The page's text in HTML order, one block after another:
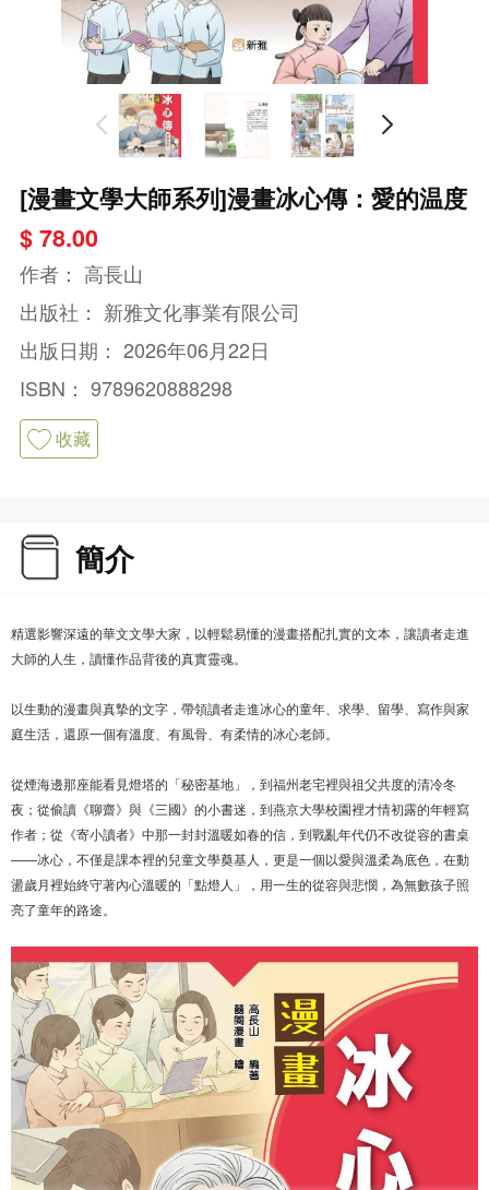
[漫畫文學大師系列]漫畫冰心傳：愛的温度
$ 78.00
作者： 高長山
出版社： 新雅文化事業有限公司
出版日期： 2026年06月22日
ISBN： 9789620888298
收藏
簡介
精選影響深遠的華文文學大家，以輕鬆易懂的漫畫搭配扎實的文本，讓讀者走進
大師的人生，讀懂作品背後的真實靈魂。
以生動的漫畫與真摯的文字，帶領讀者走進冰心的童年、求學、留學、寫作與家
庭生活，還原一個有溫度、有風骨、有柔情的冰心老師。
從煙海邊那座能看見燈塔的「秘密基地」，到福州老宅裡與祖父共度的清冷冬
夜；從偷讀《聊齋》與《三國》的小書迷，到燕京大學校園裡才情初露的年輕寫
作者；從《寄小讀者》中那一封封溫暖如春的信，到戰亂年代仍不改從容的書桌
——冰心，不僅是課本裡的兒童文學奠基人，更是一個以愛與溫柔為底色，在動
盪歲月裡始終守著內心溫暖的「點燈人」，用一生的從容與悲憫，為無數孩子照
亮了童年的路途。